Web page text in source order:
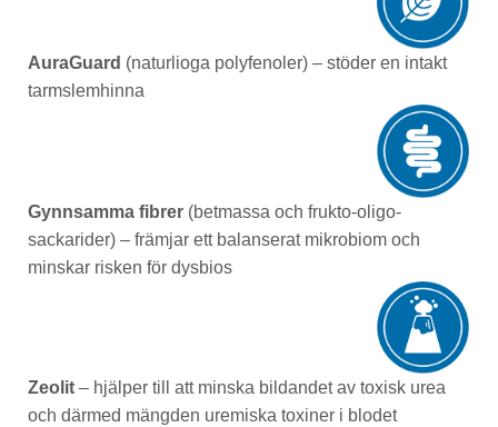
AuraGuard (naturlioga polyfenoler) – stöder en intakt
tarmslemhinna
Gynnsamma fibrer (betmassa och frukto-oligo-
sackarider) – främjar ett balanserat mikrobiom och
minskar risken för dysbios
Zeolit – hjälper till att minska bildandet av toxisk urea
och därmed mängden uremiska toxiner i blodet